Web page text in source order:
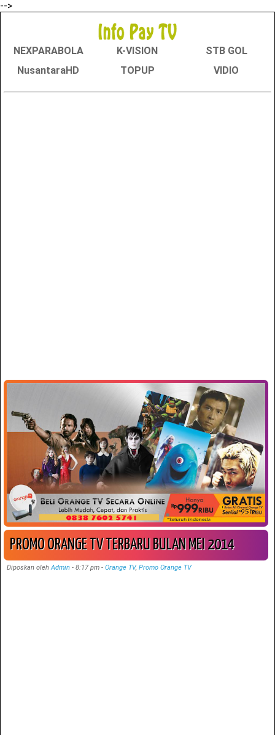
-->
NEXPARABOLA K-VISION
STB GOL
NusantaraHD
TOPUP VIDIO
PROMO ORANGE TV TERBARU BULAN MEI 2014
Diposkan olehAdmin - 8:17 pm- Orange TV,Promo Orange TV